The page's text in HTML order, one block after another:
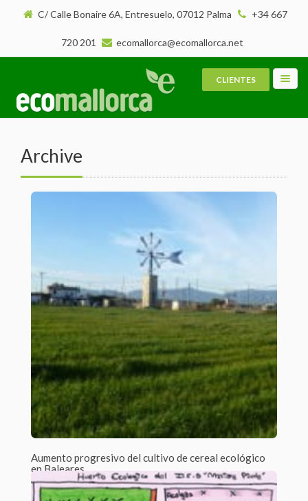
C/ Calle Bonaire 6A, Entresuelo, 07012 Palma +34 667
720 201 ecomallorca@ecomallorca.net
CLIENTES
Archive
Aumento progresivo del cultivo de cereal ecológico
en Baleares
Por Beatriz Cabezas Jato /1 Comment